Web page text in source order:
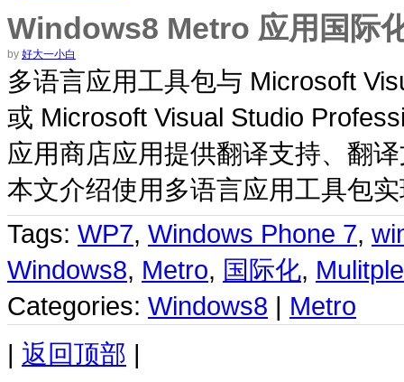
Windows8 Metro 应用国际
by 好大一小白
多语言应用工具包与 Microsoft
或 Microsoft Visual Studio
应用商店应用提供翻译支持、翻
本文介绍使用多语言应用工具包
Tags: WP7, Windows Phone 7,
Windows8, Metro, 国际化,
Categories: Windows8 | Metro
| 返回顶部 |